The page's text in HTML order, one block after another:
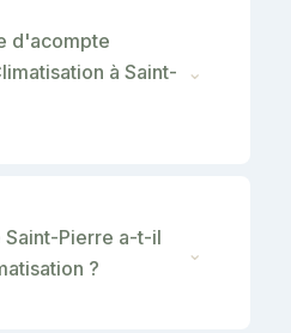
d'acompte
à Saint-
⌄
Saint-Pierre a-t-il
?
⌄